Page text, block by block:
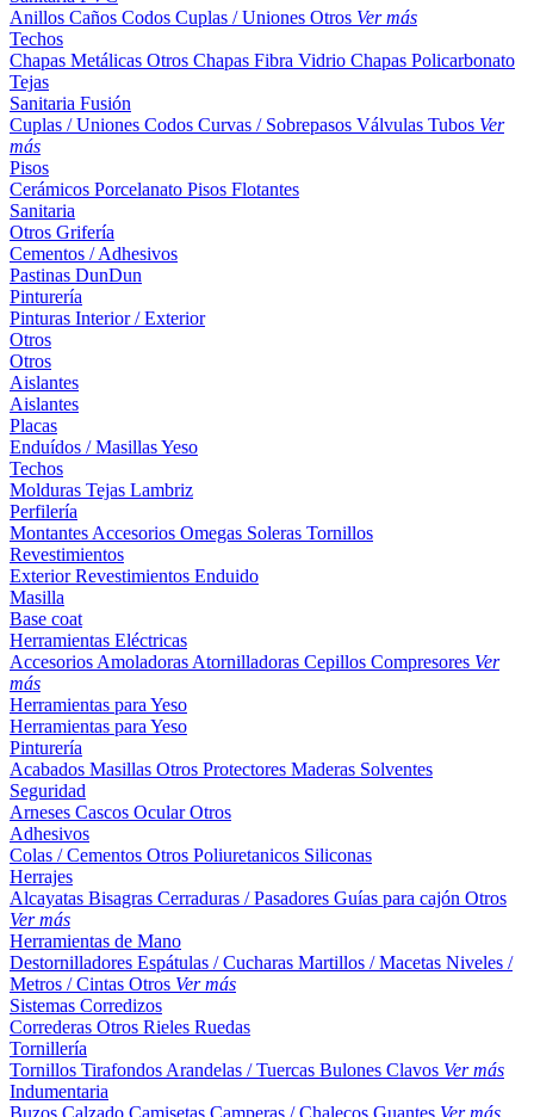
Anillos Caños Codos Cuplas / Uniones Otros Ver más
Techos
Chapas Metálicas Otros Chapas Fibra Vidrio Chapas Policarbonato
Tejas
Sanitaria Fusión
Cuplas / Uniones Codos Curvas / Sobrepasos Válvulas Tubos Ver
más
Pisos
Cerámicos Porcelanato Pisos Flotantes
Sanitaria
Otros Grifería
Cementos / Adhesivos
Pastinas DunDun
Pinturería
Pinturas Interior / Exterior
Otros
Otros
Aislantes
Aislantes
Placas
Enduídos / MasillasYeso
Techos
Molduras Tejas Lambriz
Perfilería
Montantes Accesorios Omegas Soleras Tornillos
Revestimientos
ExteriorRevestimientos Enduido
Masilla
Base coat
Herramientas Eléctricas
Accesorios Amoladoras Atornilladoras Cepillos Compresores Ver
más
Herramientas para Yeso
Herramientas para Yeso
Pinturería
Acabados Masillas Otros Protectores Maderas Solventes
Seguridad
Arneses Cascos OcularOtros
Adhesivos
Colas / Cementos Otros Poliuretanicos Siliconas
Herrajes
Alcayatas Bisagras Cerraduras / Pasadores Guías para cajón Otros
Ver más
Herramientas de Mano
Destornilladores Espátulas / Cucharas Martillos / Macetas Niveles /
Metros / Cintas Otros Ver más
Sistemas Corredizos
Correderas Otros Rieles Ruedas
Tornillería
Tornillos Tirafondos Arandelas / Tuercas Bulones Clavos Ver más
Indumentaria
Buzos Calzado Camisetas Camperas / Chalecos Guantes Ver más